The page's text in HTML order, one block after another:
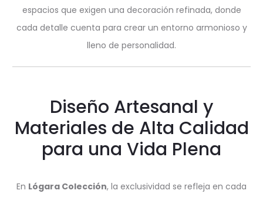
espacios que exigen una decoración refinada, donde
cada detalle cuenta para crear un entorno armonioso y
lleno de personalidad.
Diseño Artesanal y
Materiales de Alta Calidad
para una Vida Plena
En Lógara Colección, la exclusividad se refleja en cada